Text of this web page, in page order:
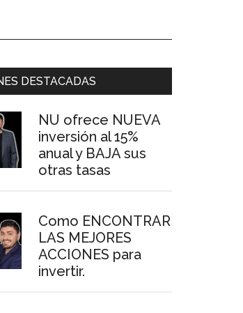
DESTACADAS
NU ofrece NUEVA
inversión al 15%
anual y BAJA sus
otras tasas
Como ENCONTRAR
LAS MEJORES
ACCIONES para
invertir.